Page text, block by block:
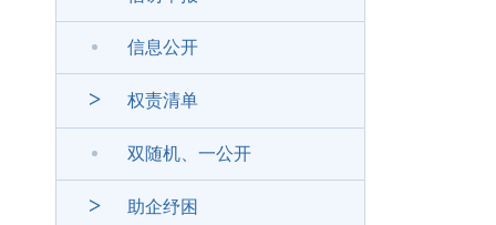
信息公开
> 权责清单
双随机、一公开
> 助企纾困